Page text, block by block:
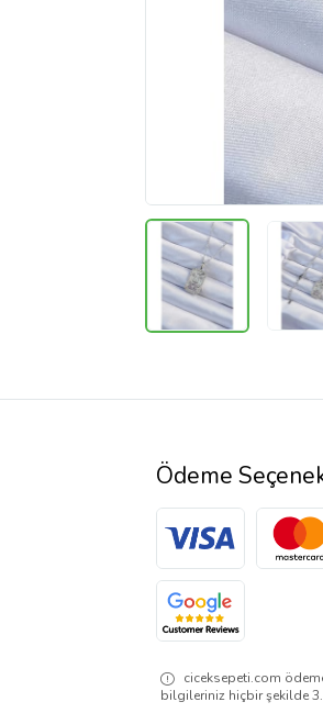
Ödeme
ciceksepeti.com
bilgileriniz hiçbir şekilde